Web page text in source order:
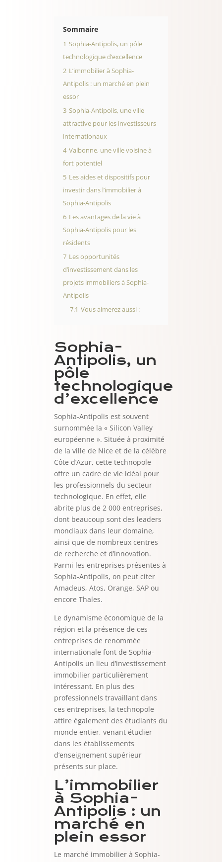
Sommaire
1 Sophia-Antipolis, un pôle
technologique d’excellence
2 L’immobilier à Sophia-
Antipolis : un marché en plein
essor
3 Sophia-Antipolis, une ville
attractive pour les investisseurs
internationaux
4 Valbonne, une ville voisine à
fort potentiel
5 Les aides et dispositifs pour
investir dans l’immobilier à
Sophia-Antipolis
6 Les avantages de la vie à
Sophia-Antipolis pour les
résidents
7 Les opportunités
d’investissement dans les
projets immobiliers à Sophia-
Antipolis
7.1 Vous aimerez aussi :
Sophia-
Antipolis, un
pôle
technologique
d’excellence
Sophia-Antipolis est souvent
surnommée la « Silicon Valley
européenne ». Située à proximité
de la ville de Nice et de la célèbre
Côte d’Azur, cette technopole
offre un cadre de vie idéal pour
les professionnels du secteur
technologique. En effet, elle
abrite plus de 2 000 entreprises,
dont beaucoup sont des leaders
mondiaux dans leur domaine,
ainsi que de nombreux centres
de recherche et d’innovation.
Parmi les entreprises présentes à
Sophia-Antipolis, on peut citer
Amadeus, Atos, Orange, SAP ou
encore Thales.
Le dynamisme économique de la
région et la présence de ces
entreprises de renommée
internationale font de Sophia-
Antipolis un lieu d’investissement
immobilier particulièrement
intéressant. En plus des
professionnels travaillant dans
ces entreprises, la technopole
attire également des étudiants du
monde entier, venant étudier
dans les établissements
d’enseignement supérieur
présents sur place.
L’immobilier
à Sophia-
Antipolis : un
marché en
plein essor
Le marché immobilier à Sophia-